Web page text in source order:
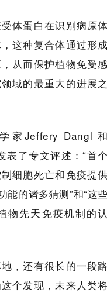
体蛋白在识别病原
这种复合体通过形
从而保护植物免受
域的最重大的进展
家Jeffery Dangl
了专文评述：“首
细胞死亡和免疫提
能的诸多猜测”和“这
物先天免疫机制的
，还有很长的一段
个发现，未来人类